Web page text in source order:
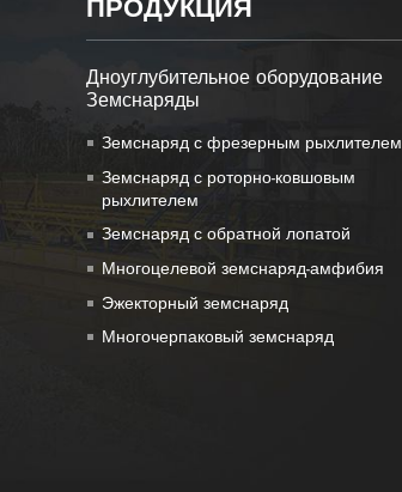
Дноуглубительное оборудование
Земснаряды
Земснаряд с фрезерным рыхлителем
Земснаряд с роторно-ковшовым
рыхлителем
Земснаряд с обратной лопатой
Многоцелевой земснаряд-амфибия
Эжекторный земснаряд
Многочерпаковый земснаряд